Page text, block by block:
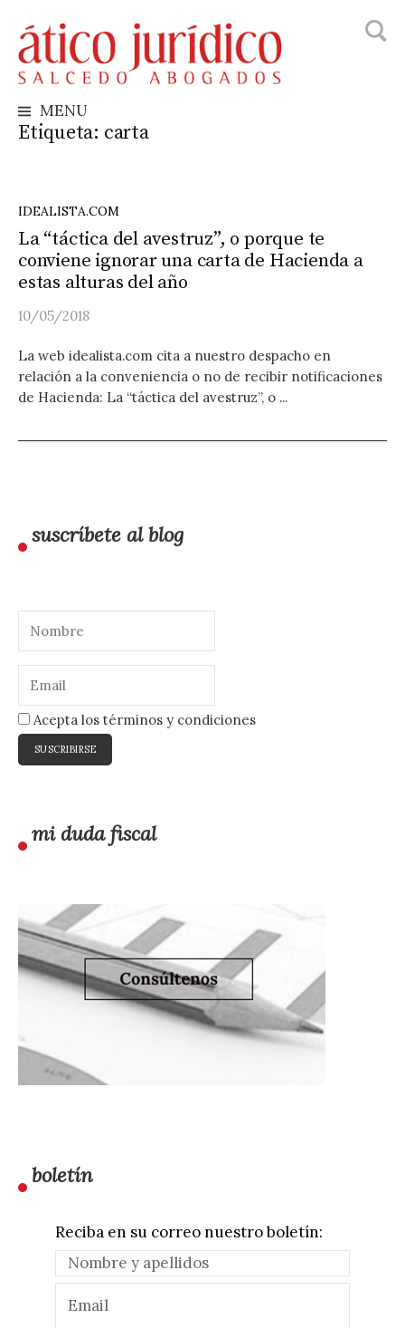
to
content
MENU
Etiqueta: carta
IDEALISTA.COM
La “táctica del avestruz”, o porque te
conviene ignorar una carta de Hacienda a
estas alturas del año
10/05/2018
La web idealista.com cita a nuestro despacho en
relación a la conveniencia o no de recibir notificaciones
de Hacienda: La “táctica del avestruz”, o ...
suscríbete al blog
Acepta los términos y condiciones
mi duda fiscal
boletín
Reciba en su correo nuestro boletín: